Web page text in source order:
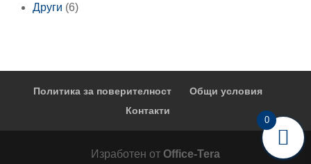
Други 66
Политика за поверителност
Общи условия
Контакти
Изработен от Office-Tera
0